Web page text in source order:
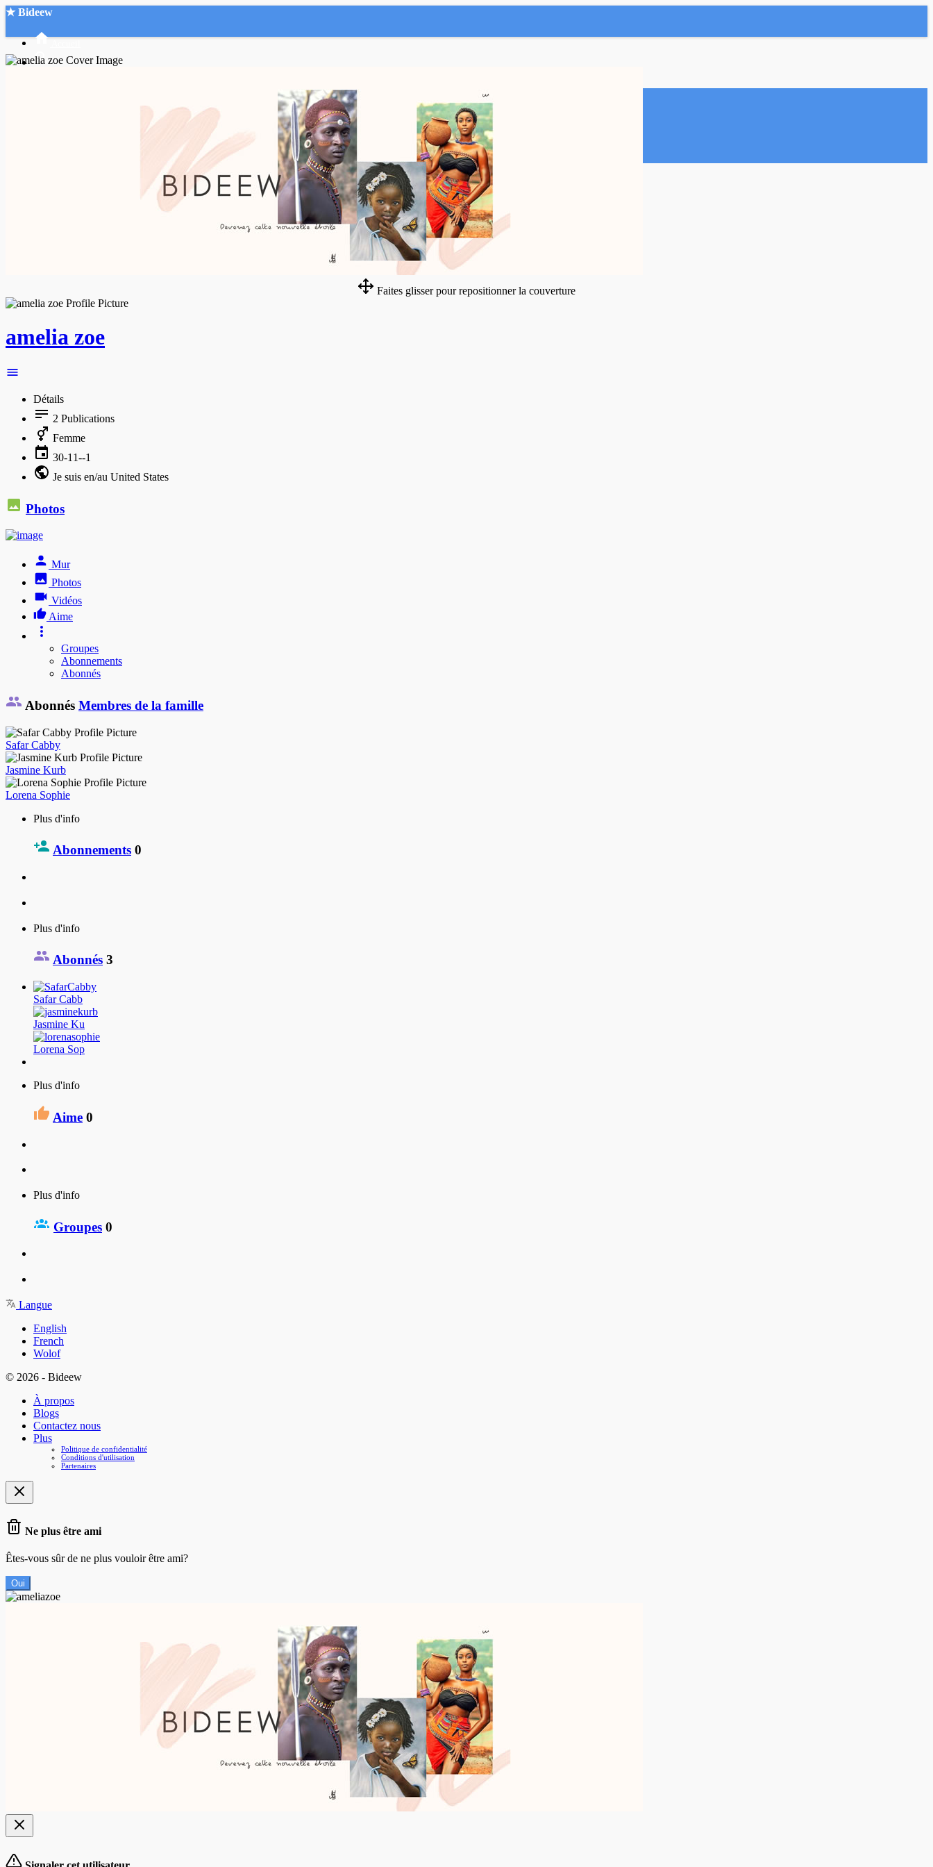
★ Bideew
Faites glisser pour repositionner la couverture
amelia zoe
Détails
2 Publications
Femme
30-11--1
Je suis en/au United States
Photos
Mur
Photos
Vidéos
Aime
Groupes
Abonnements
Abonnés
Abonnés Membres de la famille
Safar Cabby
Jasmine Kurb
Lorena Sophie
Plus d'info
Abonnements 0
Plus d'info
Abonnés 3
Safar Cabb
Jasmine Ku
Lorena Sop
Plus d'info
Aime 0
Plus d'info
Groupes 0
Langue
English
French
Wolof
© 2026 - Bideew
À propos
Blogs
Contactez nous
Plus
Politique de confidentialité
Conditions d'utilisation
Partenaires
Ne plus être ami
Êtes-vous sûr de ne plus vouloir être ami?
Oui